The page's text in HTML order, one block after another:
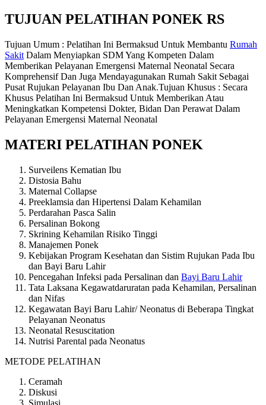
TUJUAN PELATIHAN PONEK RS
Tujuan Umum : Pelatihan Ini Bermaksud Untuk Membantu Rumah
Sakit Dalam Menyiapkan SDM Yang Kompeten Dalam
Memberikan Pelayanan Emergensi Maternal Neonatal Secara
Komprehensif Dan Juga Mendayagunakan Rumah Sakit Sebagai
Pusat Rujukan Pelayanan Ibu Dan Anak.Tujuan Khusus : Secara
Khusus Pelatihan Ini Bermaksud Untuk Memberikan Atau
Meningkatkan Kompetensi Dokter, Bidan Dan Perawat Dalam
Pelayanan Emergensi Maternal Neonatal
MATERI PELATIHAN PONEK
Surveilens Kematian Ibu
Distosia Bahu
Maternal Collapse
Preeklamsia dan Hipertensi Dalam Kehamilan
Perdarahan Pasca Salin
Persalinan Bokong
Skrining Kehamilan Risiko Tinggi
Manajemen Ponek
Kebijakan Program Kesehatan dan Sistim Rujukan Pada Ibu
dan Bayi Baru Lahir
Pencegahan Infeksi pada Persalinan dan Bayi Baru Lahir
Tata Laksana Kegawatdaruratan pada Kehamilan, Persalinan
dan Nifas
Kegawatan Bayi Baru Lahir/ Neonatus di Beberapa Tingkat
Pelayanan Neonatus
Neonatal Resuscitation
Nutrisi Parental pada Neonatus
METODE PELATIHAN
Ceramah
Diskusi
Simulasi